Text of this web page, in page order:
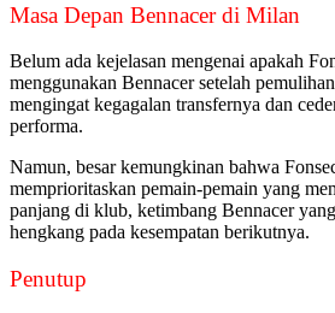
Masa Depan Bennacer di Milan
Belum ada kejelasan mengenai apakah
menggunakan Bennacer setelah
mengingat kegagalan transfernya dan
performa.
Namun, besar kemungkinan bahwa
memprioritaskan pemain-pemain yang
panjang di klub, ketimbang Bennacer
hengkang pada kesempatan berikutnya.
Penutup